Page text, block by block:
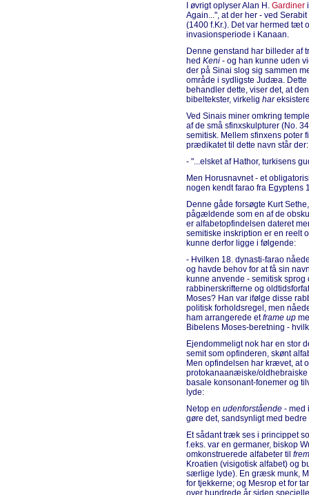
I øvrigt oplyser Alan H. Gardiner
Again...", at der her - ved
(1400 f.Kr.). Det var hermed tæt
invasionsperiode i Kanaan.
Denne genstand har billeder af
hed Keni - og han kunne uden
der på Sinai slog sig sammen
område i sydligste Judæa.
behandler dette, viser det, at
bibeltekster, virkelig har
Ved Sinais miner omkring
af de små sfinxskulpturer (No.
semitisk. Mellem sfinxens poter
prædikatet til dette navn står der:
- "...elsket af Hathor, turkisens
Men Horusnavnet - et
nogen kendt farao fra Egyptens
Denne gåde forsøgte Kurt
pågældende som en af de
er alfabetopfindelsen dateret
semitiske inskription er en reelt
kunne derfor ligge i følgende:
- Hvilken 18. dynasti-farao
og havde behov for at få sin
kunne anvende - semitisk
rabbinerskrifterne og
Moses? Han var ifølge disse
politisk forholdsregel, men
ham arrangerede etframe up
Bibelens Moses-beretning -
Ejendommeligt nok har en stor
semit som opfinderen, skønt
Men opfindelsen har krævet, at
protokanaanæiske/oldhebraiske
basale konsonant-fonemer og
lyde:
Netop en udenforstående - med
gøre det, sandsynligt med
Et sådant træk ses i princippet
f.eks. var en germaner, biskop
omkonstruerede alfabeter til
Kroatien (visigotisk alfabet) og
særlige lyde). En græsk munk,
for tjekkerne; og Mesrop et for
over hundrede år siden